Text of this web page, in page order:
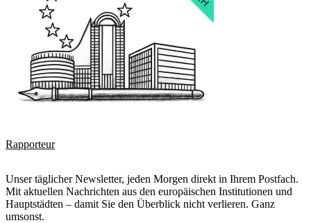
Rapporteur
Unser täglicher Newsletter, jeden Morgen direkt in Ihrem Postfach.
Mit aktuellen Nachrichten aus den europäischen Institutionen und
Hauptstädten – damit Sie den Überblick nicht verlieren. Ganz
umsonst.